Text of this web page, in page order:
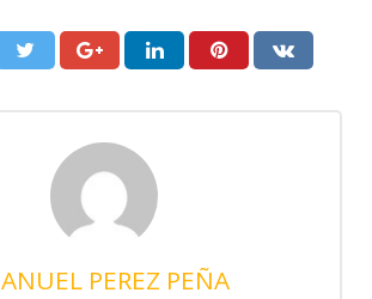
PEREZ PEÑA